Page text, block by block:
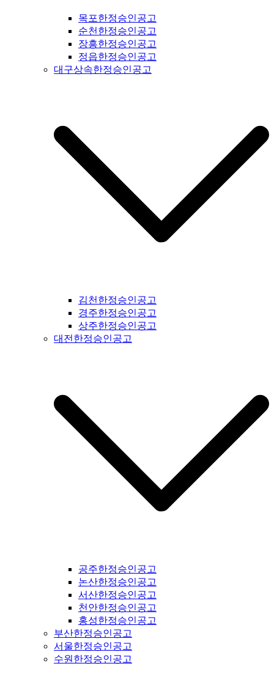
마포구신문공고 #은평구신문공고 #강북구신문공고 #도봉구신
문공고 #노원구신문공고 #중랑구신문공고 #강원도신문공고 #
철원군신문공고 #양구군신문공고 #인제군신문공고 #고성군신
문공고 #속초신문공고 #양양신문공고 #홍천신문공고 #화천신
문공고 #춘천신문공고 #횡성신문공고 #원주신문공고 #평창신
산신문공고 #음성신문공고 #진천신문공고 #증평신문공고 #청
주신문공고 #보은신문공고 #옥천신문공고 #영동신문공고 #오
창신문공고 #충남신문공고 #충청남도신문공고 #태안신문공고
#서산신문공고 #당진신문공고 #홍성신문공고 #예산신문공고 #
아산신문공고 #천안신문공고 #청양신문공고 #안면도신문공고
#보령신문공고 #부여신문공고 #서천신문공고 #논산신문공고 #
계룡신문공고 #공주신문공고 #금산신문공고 #덕산신문공고 #
정안신문공고 #공주신문공고 #안면도신문공고 #대전신문공고
#전라북도신문공고 #전북신문공고 #군산신문공고 #익산신문
공고 #완주신문공고 #김제신문공고 #전주신문공고 #진안신문
신문공고 #담양신문공고 #곡성신문공고 #구례신문공고 #하동
신문공고 #순천신문공고 #여수신문공고 #고흥신문공고 #완도
신문공고 #해남신문공고 #강진신문공고 #장흥신문공고 #영암
신문공고 #광주신문공고 #무안신문공고 #함평신문공고 #신안
상주신문공고 #의성신문공고 #청송신문공고 #영덕신문공고 #
군위신문공고 #김천신문공고 #구미신문공고 #칠곡신문공고 #
성주신문공고 #포항신문공고 #영천신문공고 #경주신문공고 #
경산신문공고 #청도신문공고 #고령신문공고 #대구신문공고 #
울주신문공고 #울산신문공고 #부산신문공고 #기장신문공고 #
거창신문공고 #합천신문공고 #창녕신문공고 #밀양신문공고 #
창원신문공고 #김해신문공고 #의령신문공고 #진주신문공고 #
하동신문공고 #사천신문공고 #고성신문공고 #거제신문공고 #
통영신문공고 #남해신문공고 #서귀포신문공고 #제주도신문공
고 #경기도일간지공고 #연천군일간지공고 #포천시일간지공고
양시일간지공고 #의왕시일간지공고 #과천시일간지공고 #성남
시일간지공고 #경기도광주일간지공고 #광주시일간지공고 #양
평군일간지공고 #여주시일간지공고 #이천시일간지공고 #용인
시일간지공고 #수원시일간지공고 #화성시일간지공고 #오산시
일간지공고 #인천시일간지공고 #평택시일간지공고 #안성시일
간지공고 #평택시일간지공고 #안성시일간지공고 #대부도일간
지공고 #제부도일간지공고 #오이도일간지공고 #서울일간지공
고 #서울시일간지공고 #강서구일간지공고 #양천구일간지공고
목포한정승인공고
순천한정승인공고
장흥한정승인공고
정읍한정승인공고
대구상속한정승인공고
김천한정승인공고
경주한정승인공고
상주한정승인공고
대전한정승인공고
공주한정승인공고
논산한정승인공고
서산한정승인공고
천안한정승인공고
홍성한정승인공고
부산한정승인공고
서울한정승인공고
수원한정승인공고